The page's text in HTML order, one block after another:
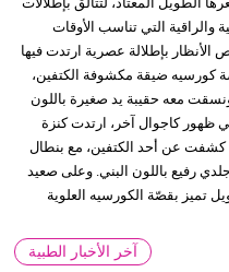
والراقية التي تناسب الأوقات
الأنظار بإطلالة عصرية ارتدت فيها
كورسيه ضيقة مكشوفة الكتفين،
معه حقيبة يد صغيرة باللون
ظهور كاجوال آخر، ارتدت كنزة
كشفت عن أحد الكتفين، مع بنطال
رفيع باللون البني. وعلى صعيد
تميز بقصّة الكورسيه العلوية
آخر الأخبار الطبية